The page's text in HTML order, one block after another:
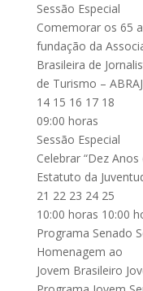
Sessão Especial
Comemorar os 65
fundação da
Brasileira de
de Turismo –
14 15 16 17 18
09:00 horas
Sessão Especial
Celebrar “Dez Anos
Estatuto da
21 22 23 24 25
10:00 horas 10:00
Programa Senado
Homenagem ao
Jovem Brasileiro